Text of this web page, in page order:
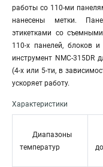
работы со 110-ми
нанесены метки.
этикетками со
110-х панелей, блоков и
инструмент NMC-315DR
(4-х или 5-ти, в
ускоряет работу.
Характеристики
Диапазоны
температур